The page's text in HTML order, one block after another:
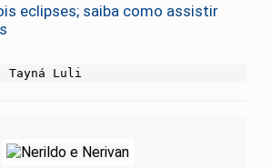
eclipses; saiba como assistir
Tayná Luli